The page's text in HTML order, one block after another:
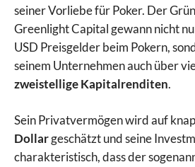
seiner Vorliebe für Poker. Der
Greenlight Capital gewann nicht
USD Preisgelder beim Pokern,
seinem Unternehmen auch über
zweistellige Kapitalrenditen.
Sein Privatvermögen wird auf
Dollargeschätzt und seine
charakteristisch, dass der